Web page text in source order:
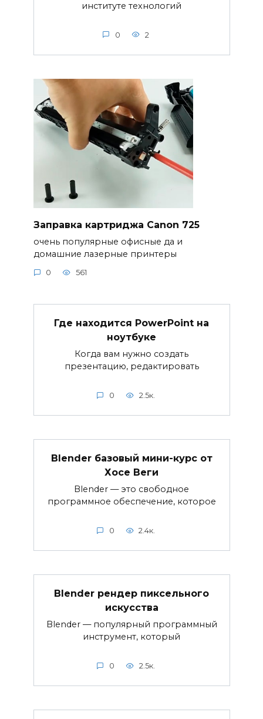
институте технологий
0 2
Заправка картриджа Canon 725
очень популярные офисные да и
домашние лазерные принтеры
0 561
Где находится PowerPoint на
ноутбуке
Когда вам нужно создать
презентацию, редактировать
0 2.5к.
Blender базовый мини-курс от
Хосе Веги
Blender — это свободное
программное обеспечение, которое
0 2.4к.
Blender рендер пиксельного
искусства
Blender — популярный программный
инструмент, который
0 2.5к.